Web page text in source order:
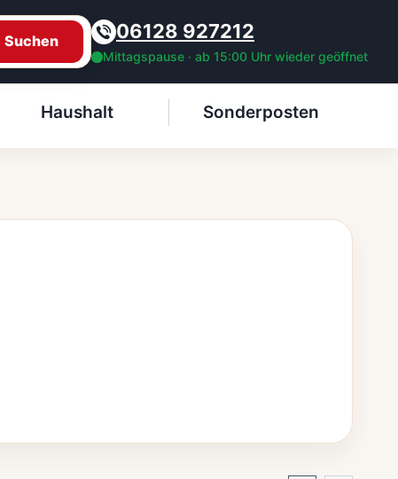
Suchen 06128 927212
Mittagspause · ab 15:00 Uhr wieder geöffnet
Haushalt Sonderposten